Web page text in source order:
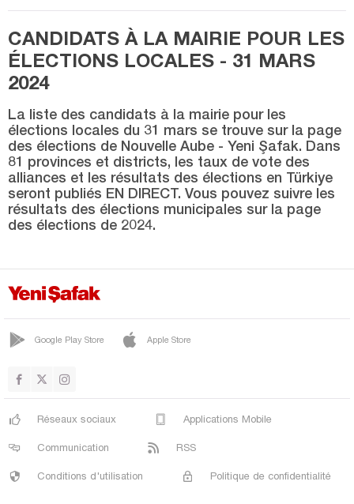
ŞARKÖY
SÜLEYMANPAŞA
Tokat
Tunceli
Uşak
Van
Yalova
Yozgat
CANDIDATS À LA MAIRIE POUR LES
ÉLECTIONS LOCALES - 31 MARS
2024
La liste des candidats à la mairie pour les
élections locales du 31 mars se trouve sur la page
des élections de Nouvelle Aube - Yeni Şafak. Dans
81 provinces et districts, les taux de vote des
alliances et les résultats des élections en Türkiye
seront publiés EN DIRECT. Vous pouvez suivre les
résultats des élections municipales sur la page
des élections de 2024.
Google Play Store Apple Store
Réseaux sociaux Applications Mobile
Communication RSS
Conditions d'utilisation Politique de confidentialité